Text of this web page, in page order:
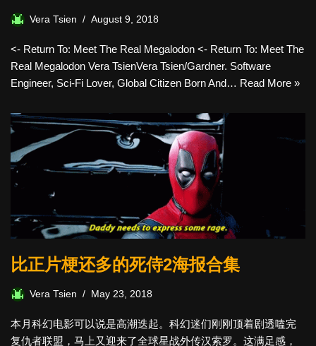
Vera Tsien August 9, 2018
<- Return To: Meet The Real Megalodon <- Return To: Meet The
Real Megalodon Vera TsienVera Tsien/Gardner. Software
Engineer, Sci-Fi Lover, Global Citizen Born And… Read More »
比正片梗还多的死侍2海报合集
Vera Tsien May 23, 2018
本月科幻电影可以说是高潮迭起。科幻迷们刚刚顶着剧透嗑完
复仇者联盟，马上又迎来了全球星战外传汉索罗。这满足感，